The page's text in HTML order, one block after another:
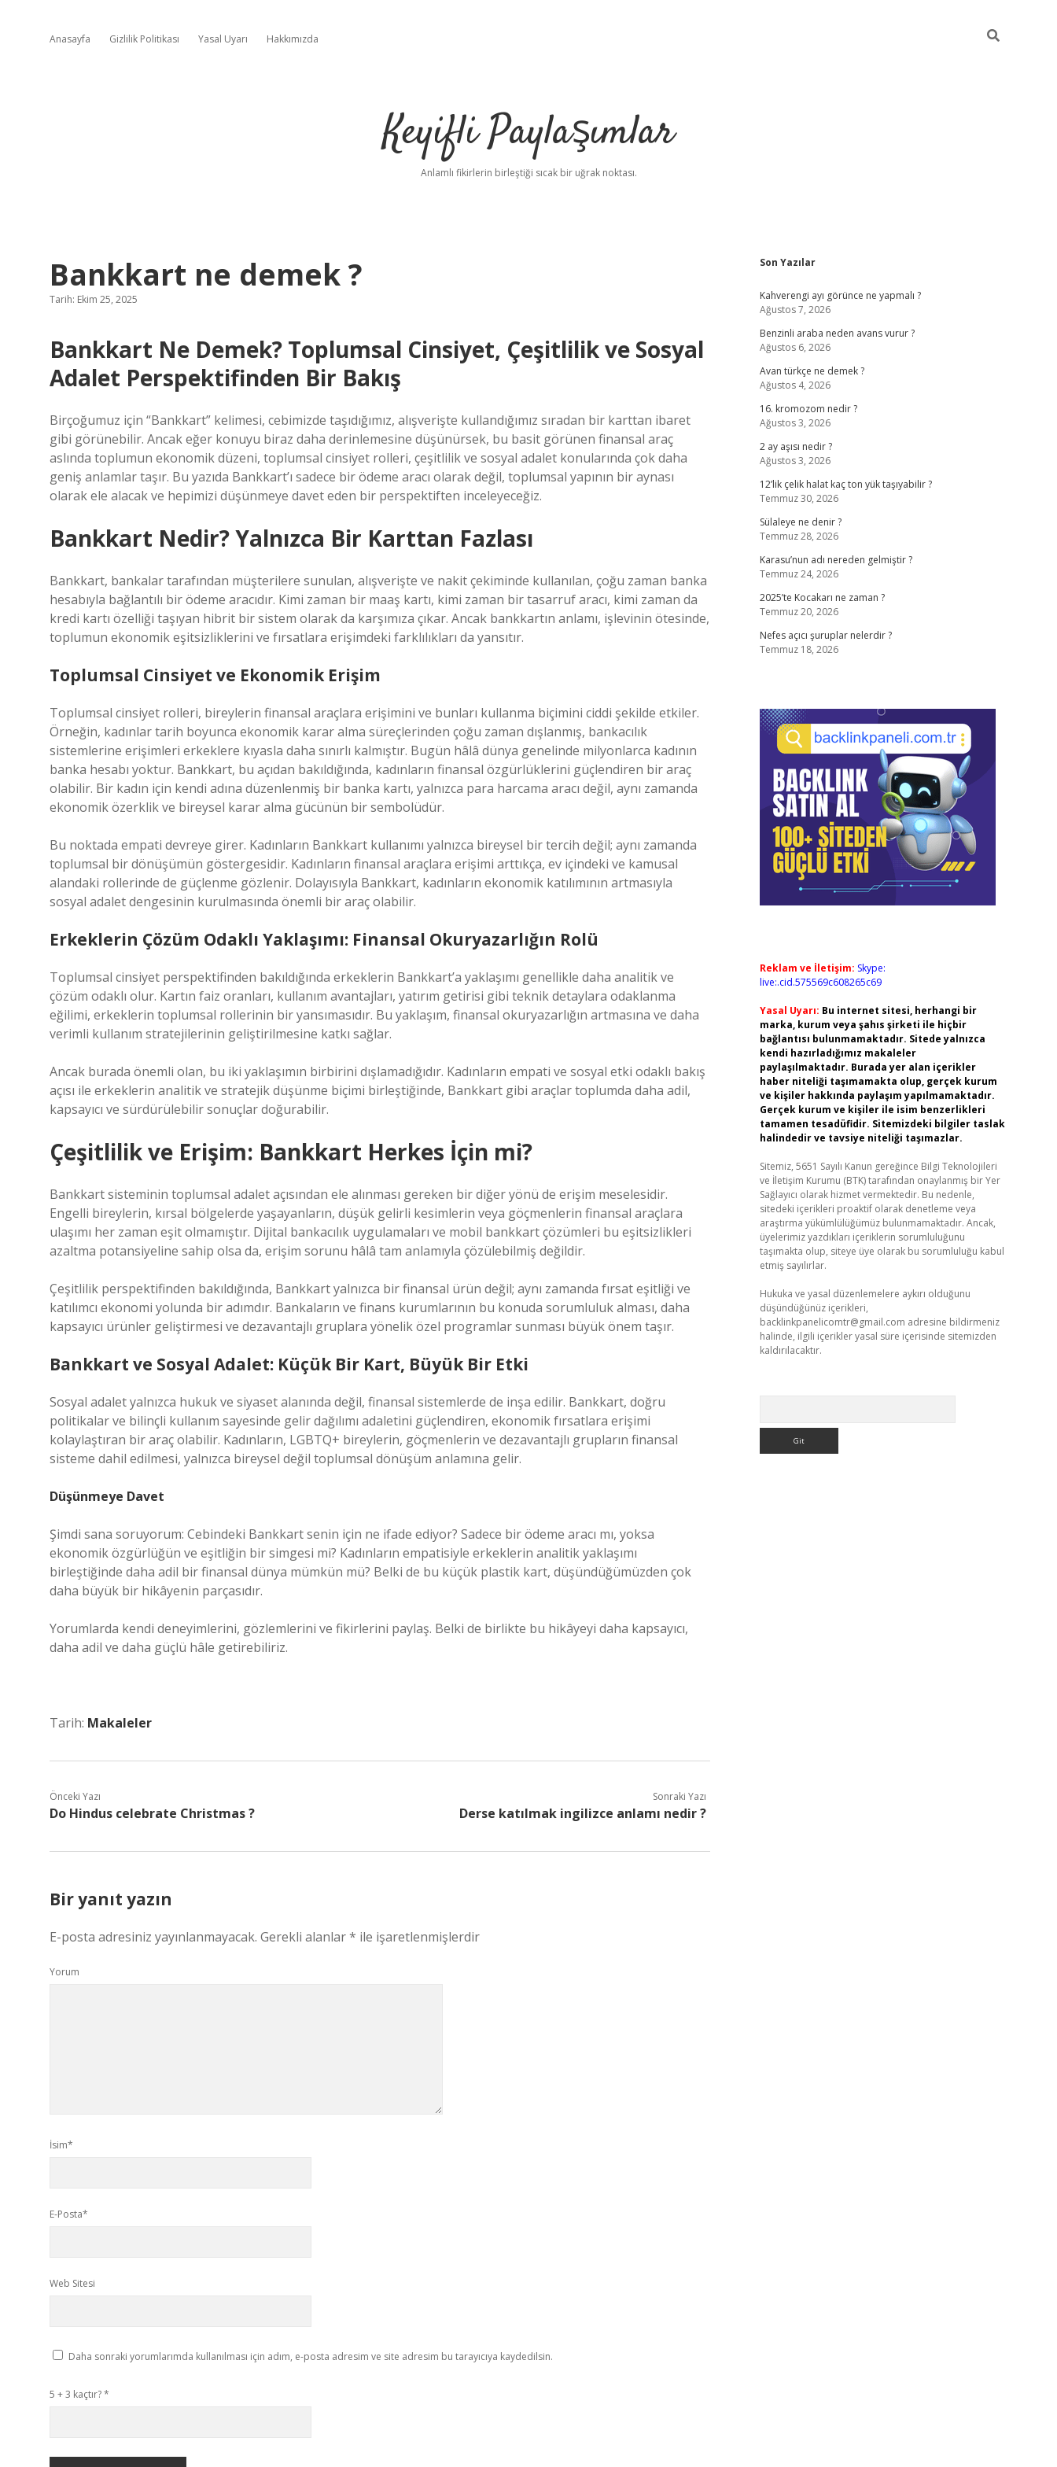
Anasayfa Gizlilik Politikası Yasal Uyarı Hakkımızda
Keyifli Paylaşımlar
Anlamlı fikirlerin birleştiği sıcak bir uğrak noktası.
Bankkart ne demek ?
Tarih: Ekim 25, 2025
Bankkart Ne Demek? Toplumsal Cinsiyet, Çeşitlilik ve Sosyal
Adalet Perspektifinden Bir Bakış
Birçoğumuz için “Bankkart” kelimesi, cebimizde taşıdığımız, alışverişte kullandığımız sıradan bir karttan ibaret
gibi görünebilir. Ancak eğer konuyu biraz daha derinlemesine düşünürsek, bu basit görünen finansal araç
aslında toplumun ekonomik düzeni, toplumsal cinsiyet rolleri, çeşitlilik ve sosyal adalet konularında çok daha
geniş anlamlar taşır. Bu yazıda Bankkart’ı sadece bir ödeme aracı olarak değil, toplumsal yapının bir aynası
olarak ele alacak ve hepimizi düşünmeye davet eden bir perspektiften inceleyeceğiz.
Bankkart Nedir? Yalnızca Bir Karttan Fazlası
Bankkart, bankalar tarafından müşterilere sunulan, alışverişte ve nakit çekiminde kullanılan, çoğu zaman banka
hesabıyla bağlantılı bir ödeme aracıdır. Kimi zaman bir maaş kartı, kimi zaman bir tasarruf aracı, kimi zaman da
kredi kartı özelliği taşıyan hibrit bir sistem olarak da karşımıza çıkar. Ancak bankkartın anlamı, işlevinin ötesinde,
toplumun ekonomik eşitsizliklerini ve fırsatlara erişimdeki farklılıkları da yansıtır.
Toplumsal Cinsiyet ve Ekonomik Erişim
Toplumsal cinsiyet rolleri, bireylerin finansal araçlara erişimini ve bunları kullanma biçimini ciddi şekilde etkiler.
Örneğin, kadınlar tarih boyunca ekonomik karar alma süreçlerinden çoğu zaman dışlanmış, bankacılık
sistemlerine erişimleri erkeklere kıyasla daha sınırlı kalmıştır. Bugün hâlâ dünya genelinde milyonlarca kadının
banka hesabı yoktur. Bankkart, bu açıdan bakıldığında, kadınların finansal özgürlüklerini güçlendiren bir araç
olabilir. Bir kadın için kendi adına düzenlenmiş bir banka kartı, yalnızca para harcama aracı değil, aynı zamanda
ekonomik özerklik ve bireysel karar alma gücünün bir sembolüdür.
Bu noktada empati devreye girer. Kadınların Bankkart kullanımı yalnızca bireysel bir tercih değil; aynı zamanda
toplumsal bir dönüşümün göstergesidir. Kadınların finansal araçlara erişimi arttıkça, ev içindeki ve kamusal
alandaki rollerinde de güçlenme gözlenir. Dolayısıyla Bankkart, kadınların ekonomik katılımının artmasıyla
sosyal adalet dengesinin kurulmasında önemli bir araç olabilir.
Erkeklerin Çözüm Odaklı Yaklaşımı: Finansal Okuryazarlığın Rolü
Toplumsal cinsiyet perspektifinden bakıldığında erkeklerin Bankkart’a yaklaşımı genellikle daha analitik ve
çözüm odaklı olur. Kartın faiz oranları, kullanım avantajları, yatırım getirisi gibi teknik detaylara odaklanma
eğilimi, erkeklerin toplumsal rollerinin bir yansımasıdır. Bu yaklaşım, finansal okuryazarlığın artmasına ve daha
verimli kullanım stratejilerinin geliştirilmesine katkı sağlar.
Ancak burada önemli olan, bu iki yaklaşımın birbirini dışlamadığıdır. Kadınların empati ve sosyal etki odaklı bakış
açısı ile erkeklerin analitik ve stratejik düşünme biçimi birleştiğinde, Bankkart gibi araçlar toplumda daha adil,
kapsayıcı ve sürdürülebilir sonuçlar doğurabilir.
Çeşitlilik ve Erişim: Bankkart Herkes İçin mi?
Bankkart sisteminin toplumsal adalet açısından ele alınması gereken bir diğer yönü de erişim meselesidir.
Engelli bireylerin, kırsal bölgelerde yaşayanların, düşük gelirli kesimlerin veya göçmenlerin finansal araçlara
ulaşımı her zaman eşit olmamıştır. Dijital bankacılık uygulamaları ve mobil bankkart çözümleri bu eşitsizlikleri
azaltma potansiyeline sahip olsa da, erişim sorunu hâlâ tam anlamıyla çözülebilmiş değildir.
Çeşitlilik perspektifinden bakıldığında, Bankkart yalnızca bir finansal ürün değil; aynı zamanda fırsat eşitliği ve
katılımcı ekonomi yolunda bir adımdır. Bankaların ve finans kurumlarının bu konuda sorumluluk alması, daha
kapsayıcı ürünler geliştirmesi ve dezavantajlı gruplara yönelik özel programlar sunması büyük önem taşır.
Bankkart ve Sosyal Adalet: Küçük Bir Kart, Büyük Bir Etki
Sosyal adalet yalnızca hukuk ve siyaset alanında değil, finansal sistemlerde de inşa edilir. Bankkart, doğru
politikalar ve bilinçli kullanım sayesinde gelir dağılımı adaletini güçlendiren, ekonomik fırsatlara erişimi
kolaylaştıran bir araç olabilir. Kadınların, LGBTQ+ bireylerin, göçmenlerin ve dezavantajlı grupların finansal
sisteme dahil edilmesi, yalnızca bireysel değil toplumsal dönüşüm anlamına gelir.
Düşünmeye Davet
Şimdi sana soruyorum: Cebindeki Bankkart senin için ne ifade ediyor? Sadece bir ödeme aracı mı, yoksa
ekonomik özgürlüğün ve eşitliğin bir simgesi mi? Kadınların empatisiyle erkeklerin analitik yaklaşımı
birleştiğinde daha adil bir finansal dünya mümkün mü? Belki de bu küçük plastik kart, düşündüğümüzden çok
daha büyük bir hikâyenin parçasıdır.
Yorumlarda kendi deneyimlerini, gözlemlerini ve fikirlerini paylaş. Belki de birlikte bu hikâyeyi daha kapsayıcı,
daha adil ve daha güçlü hâle getirebiliriz.
Tarih: Makaleler
Önceki Yazı
Do Hindus celebrate Christmas ?
Sonraki Yazı
Derse katılmak ingilizce anlamı nedir ?
Bir yanıt yazın
E-posta adresiniz yayınlanmayacak. Gerekli alanlar* ile işaretlenmişlerdir
Yorum
İsim*
E-Posta*
Web Sitesi
Daha sonraki yorumlarımda kullanılması için adım, e-posta adresim ve site adresim bu tarayıcıya kaydedilsin.
5 + 3 kaçtır?*
Sidebar
Son Yazılar
Kahverengi ayı görünce ne yapmalı ?
Ağustos 7, 2026
Benzinli araba neden avans vurur ?
Ağustos 6, 2026
Avan türkçe ne demek ?
Ağustos 4, 2026
16. kromozom nedir ?
Ağustos 3, 2026
2 ay aşısı nedir ?
Ağustos 3, 2026
12’lik çelik halat kaç ton yük taşıyabilir ?
Temmuz 30, 2026
Sülaleye ne denir ?
Temmuz 28, 2026
Karasu’nun adı nereden gelmiştir ?
Temmuz 24, 2026
2025’te Kocakarı ne zaman ?
Temmuz 20, 2026
Nefes açıcı şuruplar nelerdir ?
Temmuz 18, 2026
Reklam ve İletişim: Skype:
live:.cid.575569c608265c69
Yasal Uyarı: Bu internet sitesi, herhangi bir
marka, kurum veya şahıs şirketi ile hiçbir
bağlantısı bulunmamaktadır. Sitede yalnızca
kendi hazırladığımız makaleler
paylaşılmaktadır. Burada yer alan içerikler
haber niteliği taşımamakta olup, gerçek kurum
ve kişiler hakkında paylaşım yapılmamaktadır.
Gerçek kurum ve kişiler ile isim benzerlikleri
tamamen tesadüfidir. Sitemizdeki bilgiler taslak
halindedir ve tavsiye niteliği taşımazlar.
Sitemiz, 5651 Sayılı Kanun gereğince Bilgi Teknolojileri
ve İletişim Kurumu (BTK) tarafından onaylanmış bir Yer
Sağlayıcı olarak hizmet vermektedir. Bu nedenle,
sitedeki içerikleri proaktif olarak denetleme veya
araştırma yükümlülüğümüz bulunmamaktadır. Ancak,
üyelerimiz yazdıkları içeriklerin sorumluluğunu
taşımakta olup, siteye üye olarak bu sorumluluğu kabul
etmiş sayılırlar.
Hukuka ve yasal düzenlemelere aykırı olduğunu
düşündüğünüz içerikleri,
backlinkpanelicomtr@gmail.com adresine bildirmeniz
halinde, ilgili içerikler yasal süre içerisinde sitemizden
kaldırılacaktır.